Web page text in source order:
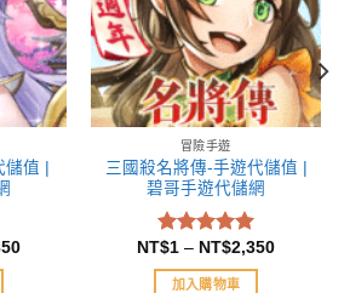
值 |
冒險手遊
三國殺名將傳-手遊代儲值 |
碧哥手遊代儲網
評分5.00
滿分 5
NT$1 – NT$2,350
加入購物車